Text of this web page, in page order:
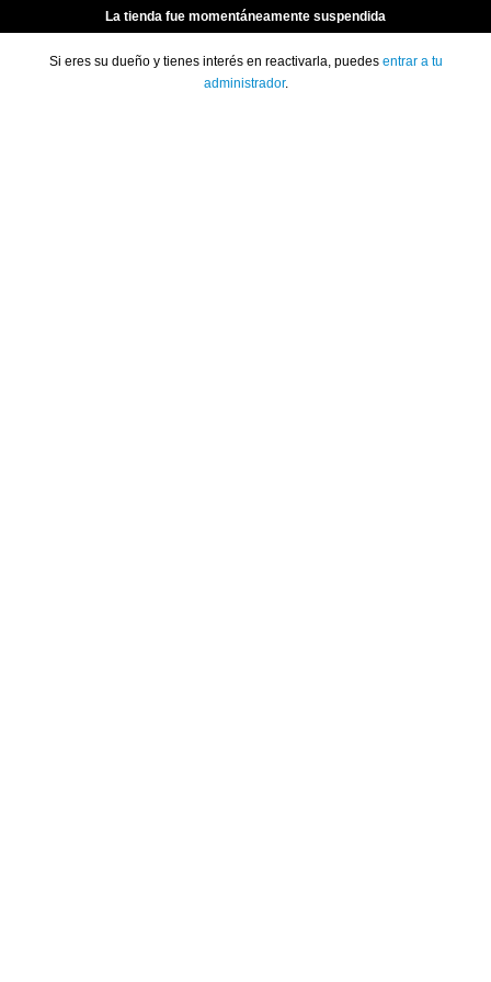
La tienda fue momentáneamente suspendida
Si eres su dueño y tienes interés en reactivarla, puedes entrar a tu
administrador.